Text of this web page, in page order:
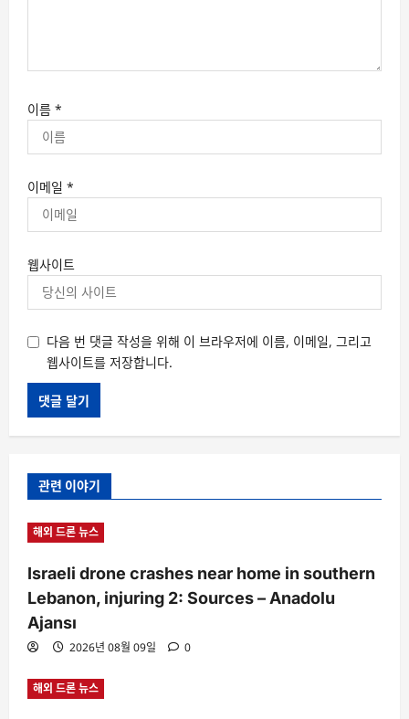
이름 *
이메일 *
웹사이트
다음 번 댓글 작성을 위해 이 브라우저에 이름, 이메일, 그리고
웹사이트를 저장합니다.
관련 이야기
해외 드론 뉴스
Israeli drone crashes near home in southern
Lebanon, injuring 2: Sources – Anadolu
Ajansı
2026년 08월 09일 0
해외 드론 뉴스